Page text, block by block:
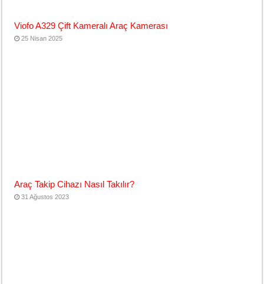
Viofo A329 Çift Kameralı Araç Kamerası
25 Nisan 2025
Araç Takip Cihazı Nasıl Takılır?
31 Ağustos 2023